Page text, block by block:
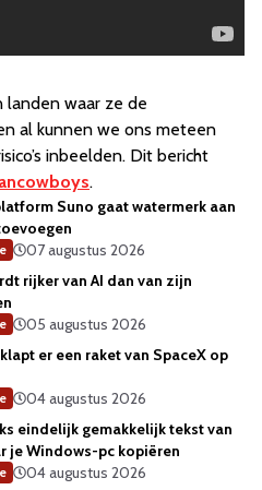
landen waar ze de
al kunnen we ons meteen
inbeelden. Dit bericht
.
Suno gaat watermerk aan
07 augustus 2026
rijker van AI dan van zijn
05 augustus 2026
er een raket van SpaceX op
04 augustus 2026
eindelijk gemakkelijk tekst van
je Windows-pc kopiëren
04 augustus 2026